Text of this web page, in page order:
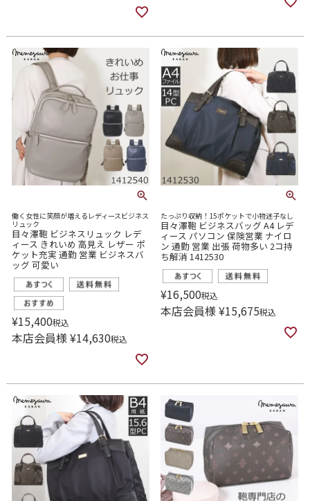
働く女性に笑顔が増えるレディースビジネス
リュック
目々澤鞄 ビジネスリュック レデ
ィース きれいめ 高見え レザー ポ
ケット充実 通勤 営業 ビジネスバ
ッグ 可愛い
¥15,400税込
本店会員様¥14,630税込
たっぷり収納！15ポケットで小物迷子なし
目々澤鞄 ビジネスバッグ A4 レデ
ィース パソコン 保険営業 ナイロ
ン 通勤 営業 出張 荷物多い 2コ持
ち解消 1412530
¥16,500税込
本店会員様¥15,675税込